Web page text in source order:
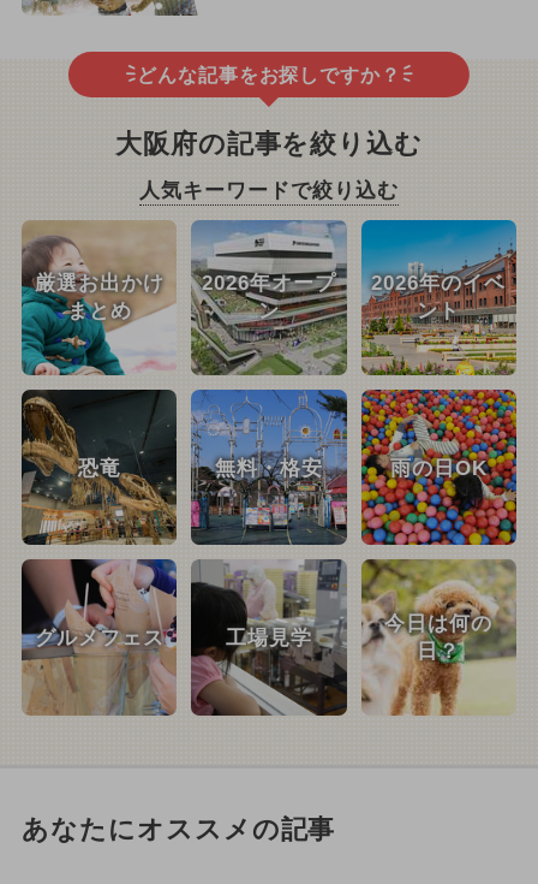
どんな記事をお探しですか？
大阪府の記事を絞り込む
人気キーワードで絞り込む
厳選お出かけ
まとめ
2026年オープ
ン
2026年のイベ
ント
恐竜 無料・格安 雨の日OK
グルメフェス 工場見学
今日は何の
日？
あなたにオススメの記事